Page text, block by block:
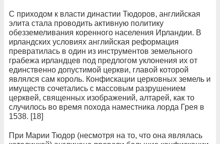
С приходом к власти династии Тюдоров, английская
элита стала проводить активную политику
обезземеливания коренного населения Ирландии. В
ирландских условиях английская реформация
превратилась в один из инструментов земельного
грабежа ирландцев под предлогом уклонения их от
единственно допустимой церкви, главой которой
являлся сам король. Конфискации церковных земель и
имуществ сочетались с массовым разрушением
церквей, священных изображений, алтарей, как то
случилось во время похода наместника лорда Грея в
1538. [18]
При Марии Тюдор (несмотря на то, что она являлась